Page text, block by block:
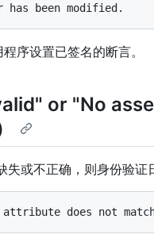
序设置已签名的断言。
or "No
失或不正确，则身份验证